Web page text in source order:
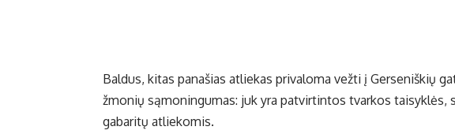
Baldus, kitas panašias atliekas privaloma vežti į Gerseniškių
žmonių sąmoningumas: juk yra patvirtintos tvarkos
gabaritų atliekomis.